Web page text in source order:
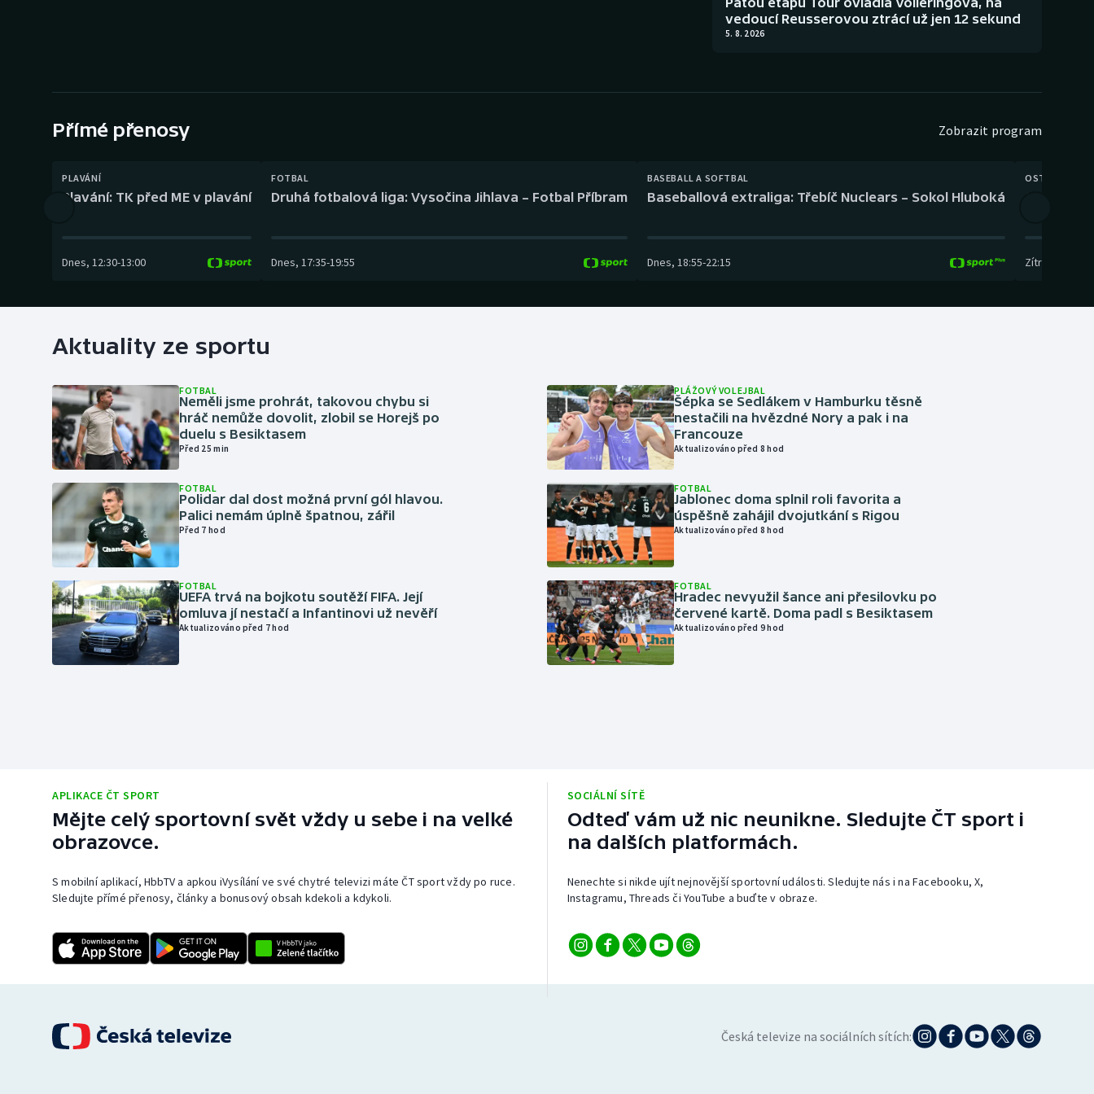
Gymnastika Plážový volejbal
vedoucí Reusserovou ztrácí už jen 12 sekund
5. 8. 2026
Přímé přenosy Zobrazit program
PLAVÁNÍ
Plavání: TK před ME v plavání
Dnes, 12:30-13:00
FOTBAL
Druhá fotbalová liga: Vysočina Jihlava – Fotbal Příbram
Dnes, 17:35-19:55
BASEBALL A SOFTBAL
Baseballová extraliga: Třebíč Nuclears – Sokol Hluboká
Dnes, 18:55-22:15
OSTATNÍ
Zítra
Aktuality ze sportu
FOTBAL
Neměli jsme prohrát, takovou chybu si
hráč nemůže dovolit, zlobil se Horejš po
duelu s Besiktasem
Před 25 min
FOTBAL
Polidar dal dost možná první gól hlavou.
Palici nemám úplně špatnou, zářil
Před 7 hod
FOTBAL
UEFA trvá na bojkotu soutěží FIFA. Její
omluva jí nestačí a Infantinovi už nevěří
Aktualizováno před 7 hod
PLÁŽOVÝ VOLEJBAL
Šépka se Sedlákem v Hamburku těsně
nestačili na hvězdné Nory a pak i na
Francouze
Aktualizováno před 8 hod
FOTBAL
Jablonec doma splnil roli favorita a
úspěšně zahájil dvojutkání s Rigou
Aktualizováno před 8 hod
FOTBAL
Hradec nevyužil šance ani přesilovku po
červené kartě. Doma padl s Besiktasem
Aktualizováno před 9 hod
APLIKACE ČT SPORT
Mějte celý sportovní svět vždy u sebe i na velké
obrazovce.
S mobilní aplikací, HbbTV a apkou iVysílání ve své chytré televizi máte ČT sport vždy po ruce.
Sledujte přímé přenosy, články a bonusový obsah kdekoli a kdykoli.
SOCIÁLNÍ SÍTĚ
Odteď vám už nic neunikne. Sledujte ČT sport i
na dalších platformách.
Nenechte si nikde ujít nejnovější sportovní události. Sledujte nás i na Facebooku, X,
Instagramu, Threads či YouTube a buďte v obraze.
Česká televize na sociálních sítích: